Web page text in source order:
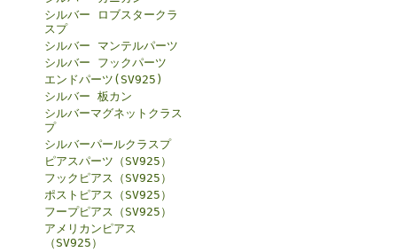
シルバー ロブスタークラ
スプ
シルバー マンテルパーツ
シルバー フックパーツ
エンドパーツ(SV925)
シルバー 板カン
シルバーマグネットクラス
プ
シルバーパールクラスプ
ピアスパーツ（SV925）
フックピアス（SV925）
ポストピアス（SV925）
フープピアス（SV925）
アメリカンピアス
（SV925）